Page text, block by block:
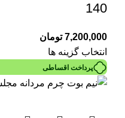
140
7,200,000 تومان
انتخاب گزینه ها
پرداخت اقساطی